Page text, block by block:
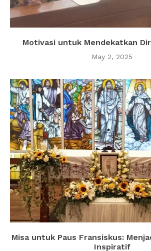
Motivasi untuk Mendekatkan
May 2, 2025
Misa untuk Paus Fransiskus:
Inspiratif